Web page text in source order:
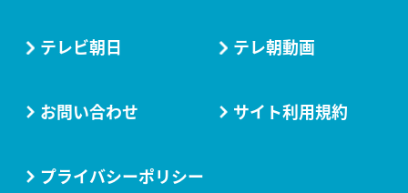
テレビ朝日 テレ朝動画
お問い合わせ サイト利用規約
プライバシーポリシー